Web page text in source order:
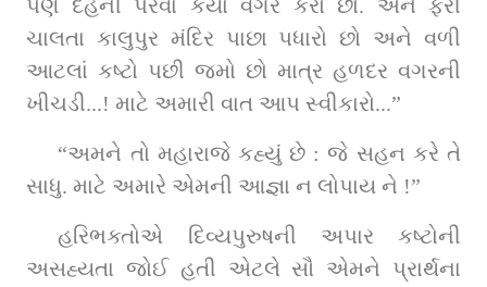
પણ દેહની પરવા કર્યા વગર કરો છો. અને ફરી
ચાલતા કાલુપુર મંદિર પાછા પધારો છો અને વળી
આટલાં કષ્ટો પછી જમો છો માત્ર હળદર વગરની
ખીચડી...! માટે અમારી વાત આપ સ્વીકારો...”
“અમને તો મહારાજે કહ્યું છે : જે સહન કરે તે
સાધુ. માટે અમારે એમની આજ્ઞા ન લોપાય ને !”
હરિભક્તોએ દિવ્યપુરુષની અપાર કષ્ટોની
અસહ્યતા જોઈ હતી એટલે સૌ એમને પ્રાર્થના